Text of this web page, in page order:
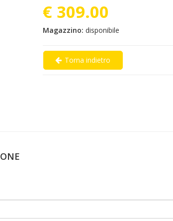
€ 309.00
Magazzino: disponibile
Torna indietro